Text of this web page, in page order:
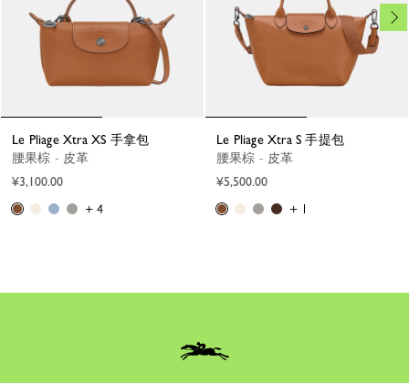
Le Pliage Xtra XS 手拿包
腰果棕 - 皮革
¥3,100.00
+ 4
Le Pliage Xtra S 手提包
腰果棕 - 皮革
¥5,500.00
+ 1